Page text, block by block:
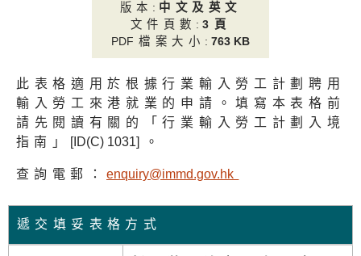
版本 : 中文及英文
文件頁數 :3頁
PDF檔案大小 : 763 KB
此表格適用於根據行業輸入勞工計劃聘用
輸入勞工來港就業的申請。填寫本表格前
請先閱讀有關的「行業輸入勞工計劃入境
指南」
[ID(C) 1031]。
查詢電郵： enquiry@immd.gov.hk
遞交填妥表格方式